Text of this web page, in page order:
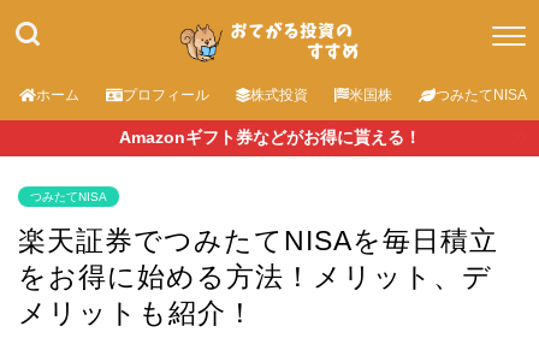
ホーム プロフィール 株式投資 米国株 つみたてNISA
Amazonギフト券などがお得に貰える！
つみたてNISA
楽天証券でつみたてNISAを毎日積立
をお得に始める方法！メリット、デ
メリットも紹介！